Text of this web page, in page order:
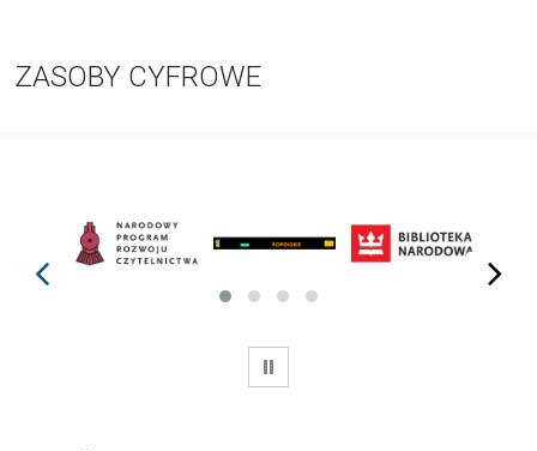
ZASOBY CYFROWE
prev next
WSTRZYMAJ